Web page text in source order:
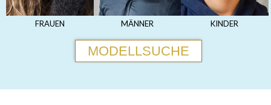
FRAUEN MÄNNER KINDER
MODELLSUCHE